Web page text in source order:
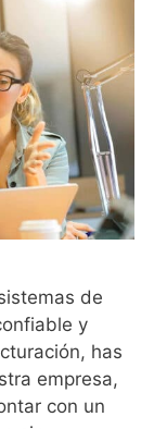
de
y
has
empresa,
con un